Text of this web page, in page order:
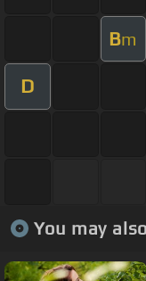
Bm
D
You may